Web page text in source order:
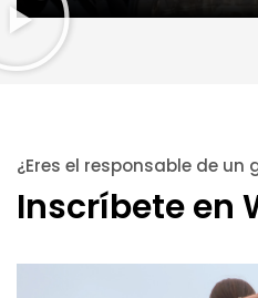
¿Eres el responsable de
Inscríbete en